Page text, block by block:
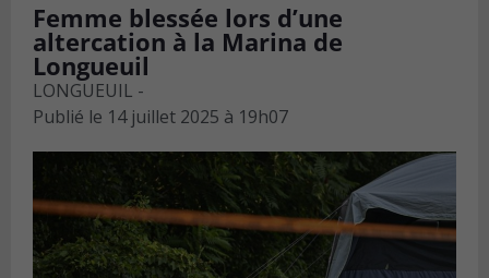
Femme blessée lors d’une
altercation à la Marina de
Longueuil
LONGUEUIL -
Publié le 14 juillet 2025 à 19h07